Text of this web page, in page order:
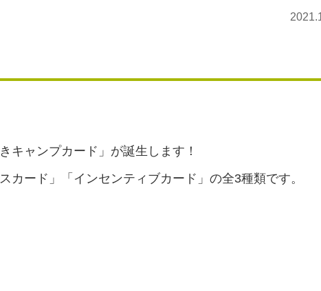
キャンプカード」が誕生します！
ード」「インセンティブカード」の全3種類です。